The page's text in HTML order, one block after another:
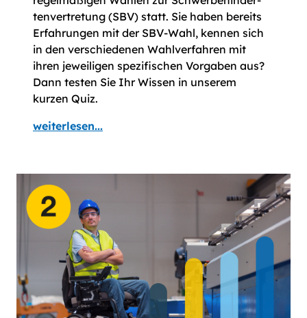
ten­vertre­tung (SBV) statt. Sie haben bereits
Erfahrungen mit der SBV-Wahl, kennen sich
in den verschiedenen Wahl­ver­fahren mit
ihren jeweiligen spezifischen Vor­gaben aus?
Dann testen Sie Ihr Wissen in unserem
kurzen Quiz.
weiterlesen...